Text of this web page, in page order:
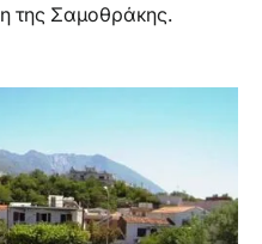
της Σαμοθράκης.